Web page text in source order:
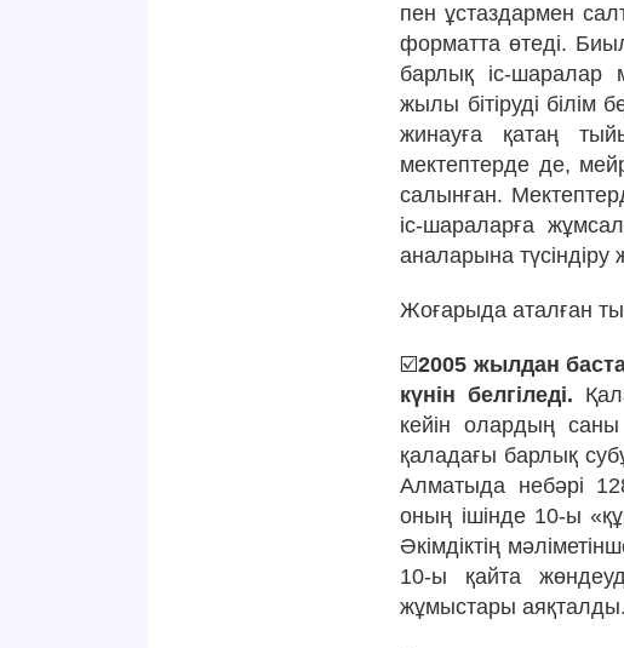
пен ұстаздармен
форматта өтеді.
барлық іс-шаралар
жылы бітіруді білім
жинауға қатаң
мектептерде де,
салынған.
іс-шараларға
аналарына
Жоғарыда аталған
☑️2005 жылдан
күнін белгіледі.
кейін олардың
қаладағы барлық
Алматыда небәрі
оның ішінде 10-ы
Әкімдіктің
10-ы қайта
жұмыстары аяқталды.